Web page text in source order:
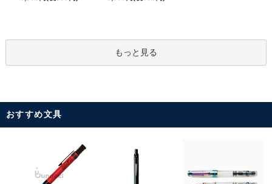
もっと見る
おすすめ文具